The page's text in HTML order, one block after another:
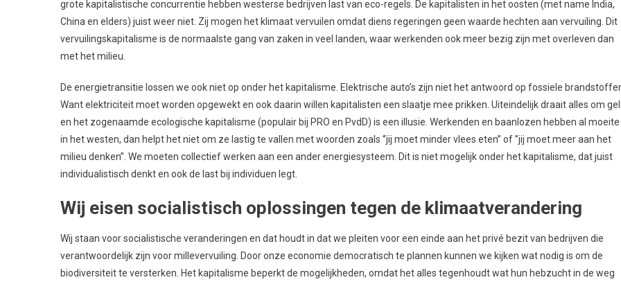
grote kapitalistische concurrentie hebben westerse bedrijven last van eco-regels. De kapitalisten in het oosten (met name India,
China en elders) juist weer niet. Zij mogen het klimaat vervuilen omdat diens regeringen geen waarde hechten aan vervuiling. Dit
vervuilingskapitalisme is de normaalste gang van zaken in veel landen, waar werkenden ook meer bezig zijn met overleven dan
met het milieu.
De energietransitie lossen we ook niet op onder het kapitalisme. Elektrische auto’s zijn niet het antwoord op fossiele
Want elektriciteit moet worden opgewekt en ook daarin willen kapitalisten een slaatje mee prikken. Uiteindelijk draait alles om
en het zogenaamde ecologische kapitalisme (populair bij PRO en PvdD) is een illusie. Werkenden en baanlozen hebben al moeite
in het westen, dan helpt het niet om ze lastig te vallen met woorden zoals ‘’jij moet minder vlees eten’’ of ’’jij moet meer aan het
milieu denken’’. We moeten collectief werken aan een ander energiesysteem. Dit is niet mogelijk onder het kapitalisme, dat juist
individualistisch denkt en ook de last bij individuen legt.
Wij eisen socialistisch oplossingen tegen de klimaatverandering
Wij staan voor socialistische veranderingen en dat houdt in dat we pleiten voor een einde aan het privé bezit van bedrijven die
verantwoordelijk zijn voor millevervuiling. Door onze economie democratisch te plannen kunnen we kijken wat nodig is om de
biodiversiteit te versterken. Het kapitalisme beperkt de mogelijkheden, omdat het alles tegenhoudt wat hun hebzucht in de weg